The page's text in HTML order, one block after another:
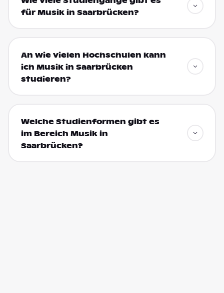
für Musik in Saarbrücken?
An wie vielen Hochschulen kann
ich Musik in Saarbrücken
studieren?
Welche Studienformen gibt es
im Bereich Musik in
Saarbrücken?